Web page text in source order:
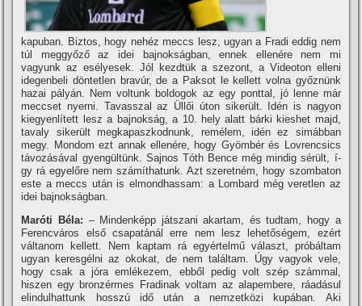
kapuban. Biztos, hogy nehéz meccs lesz, ugyan a Fradi eddig nem
túl meggyőző az idei bajnokságban, ennek ellenére nem mi
vagyunk az esélyesek. Jól kezdtük a szezont, a Videoton elleni
idegenbeli döntetlen bravúr, de a Paksot le kellett volna győznünk
hazai pályán. Nem voltunk boldogok az egy ponttal, jó lenne már
meccset nyerni. Tavasszal az Üllői úton sikerült. Idén is nagyon
kiegyenlí­tett lesz a bajnokság, a 10. hely alatt bárki kieshet majd,
tavaly sikerült megkapaszkodnunk, remélem, idén ez simábban
megy. Mondom ezt annak ellenére, hogy Gyömbér és Lovrencsics
távozásával gyengültünk. Sajnos Tóth Bence még mindig sérült, í­
gy rá egyelőre nem számí­thatunk. Azt szeretném, hogy szombaton
este a meccs után is elmondhassam: a Lombard még veretlen az
idei bajnokságban.
Maróti Béla: – Mindenképp játszani akartam, és tudtam, hogy a
Ferencváros első csapatánál erre nem lesz lehetőségem, ezért
váltanom kellett. Nem kaptam rá egyértelmű választ, próbáltam
ugyan keresgélni az okokat, de nem találtam. Úgy vagyok vele,
hogy csak a jóra emlékezem, ebből pedig volt szép számmal,
hiszen egy bronzérmes Fradinak voltam az alapembere, ráadásul
elindulhattunk hosszú idő után a nemzetközi kupában. Aki